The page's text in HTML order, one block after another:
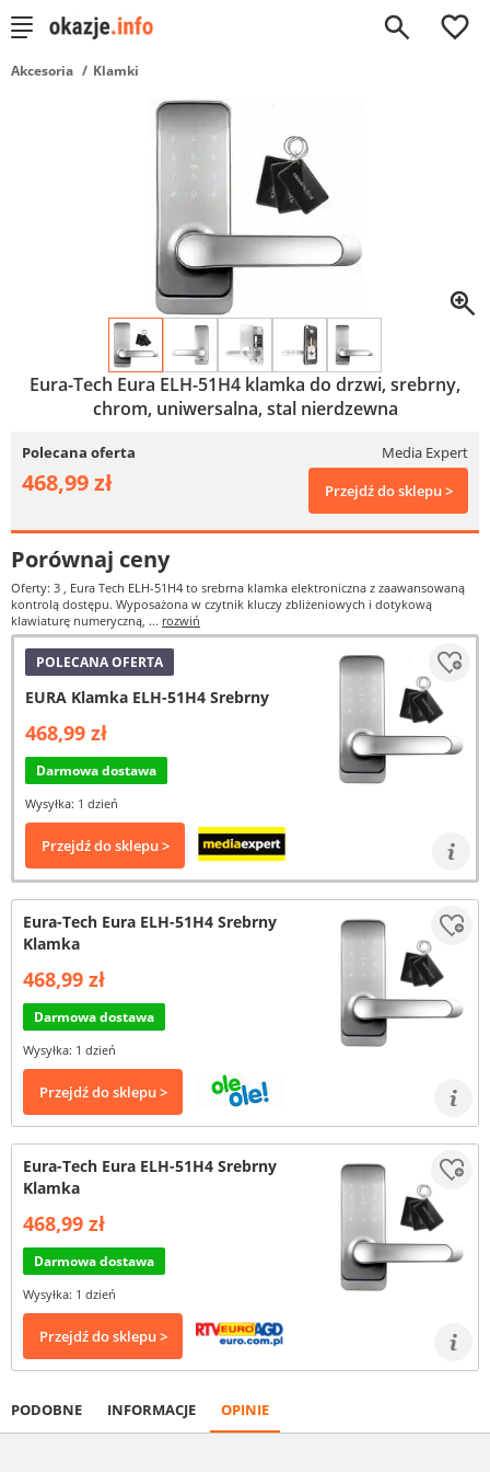
0
Akcesoria Klamki
Eura-Tech Eura ELH-51H4 klamka do drzwi, srebrny,
chrom, uniwersalna, stal nierdzewna
Polecana oferta Media Expert
468,99 zł Przejdź do sklepu >
Porównaj ceny
Oferty: 3 , Eura Tech ELH-51H4 to srebrna klamka elektroniczna z zaawansowaną
kontrolą dostępu. Wyposażona w czytnik kluczy zbliżeniowych i dotykową
klawiaturę numeryczną, ... rozwiń
POLECANA OFERTA
EURA Klamka ELH-51H4 Srebrny
468,99 zł
Darmowa dostawa
Wysyłka: 1 dzień
Przejdź do sklepu >
Eura-Tech Eura ELH-51H4 Srebrny
Klamka
468,99 zł
Darmowa dostawa
Wysyłka: 1 dzień
Przejdź do sklepu >
Eura-Tech Eura ELH-51H4 Srebrny
Klamka
468,99 zł
Darmowa dostawa
Wysyłka: 1 dzień
Przejdź do sklepu >
PODOBNE INFORMACJE OPINIE